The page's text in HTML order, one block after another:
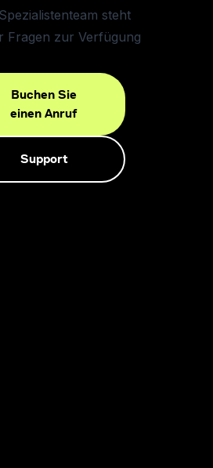
steht
Fragen zur Verfügung
Buchen Sie
einen Anruf
Support